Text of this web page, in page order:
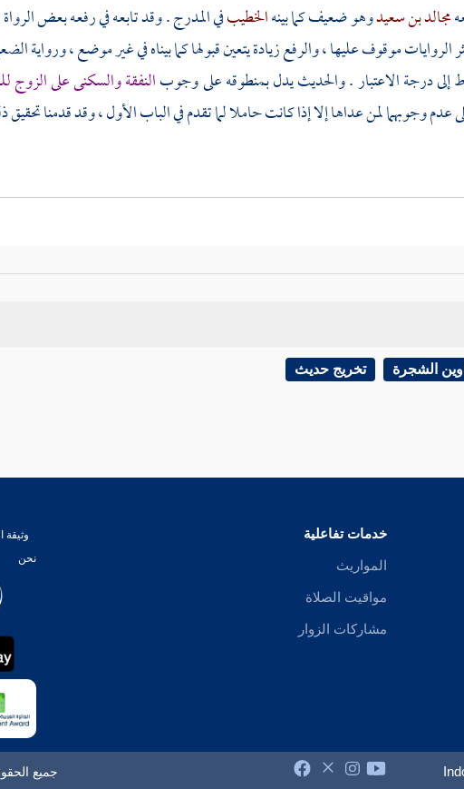
مجالد بن سعيدوهو ضعيف كما بينهالخطيبفي المدرج . وقد تابعه في رفعه بعض
الروايات موقوف عليها ، والرفع زيادة يتعين قبولها كما بيناه في غير موضع ،
درجة الاعتبار . والحديث يدل بمنطوقه على وجوبالنفقة والسكنى على الزوج
وجوبهما لمن عداها إلا إذا كانت حاملا لما تقدم في الباب الأول ، وقد قدمنا تحقيق
الشجرة تخريج حديث
خدمات تفاعلية
المواريث
مواقيت الصلاة
مشاركات الزوار
نحن
جميع الحقوق محفوظة